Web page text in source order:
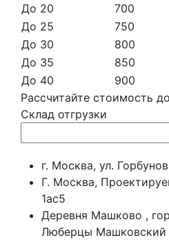
До 20
700
До 25
750
До 30
800
До 35
850
До 40
900
Рассчитайте стоимость
Склад отгрузки
г. Москва, ул.
Г. Москва,
1ас5
Деревня Машково ,
Люберцы Машковский